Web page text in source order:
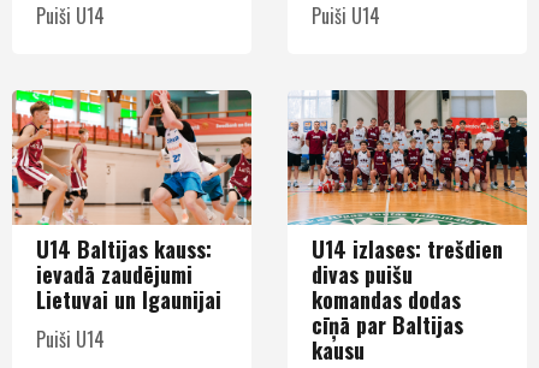
Puiši U14 Puiši U14
U14 Baltijas kauss:
ievadā zaudējumi
Lietuvai un Igaunijai
Puiši U14
U14 izlases: trešdien
divas puišu
komandas dodas
cīņā par Baltijas
kausu